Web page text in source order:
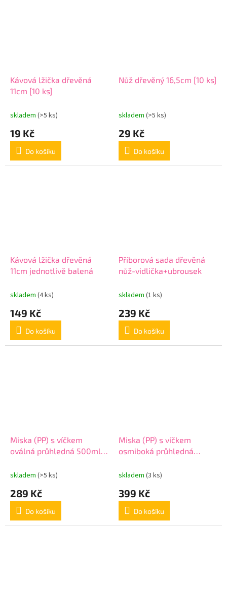
Kávová lžička dřevěná
11cm [10 ks]
skladem (>5 ks)
19 Kč
Do košíku
Nůž dřevěný 16,5cm [10 ks]
skladem (>5 ks)
29 Kč
Do košíku
Kávová lžička dřevěná
11cm jednotlivě balená
skladem (4 ks)
149 Kč
Do košíku
Příborová sada dřevěná
nůž-vidlička+ubrousek
skladem (1 ks)
239 Kč
Do košíku
Miska (PP) s víčkem
oválná průhledná 500ml
skladem (>5 ks)
289 Kč
Do košíku
Miska (PP) s víčkem
osmiboká průhledná
skladem (3 ks)
399 Kč
Do košíku